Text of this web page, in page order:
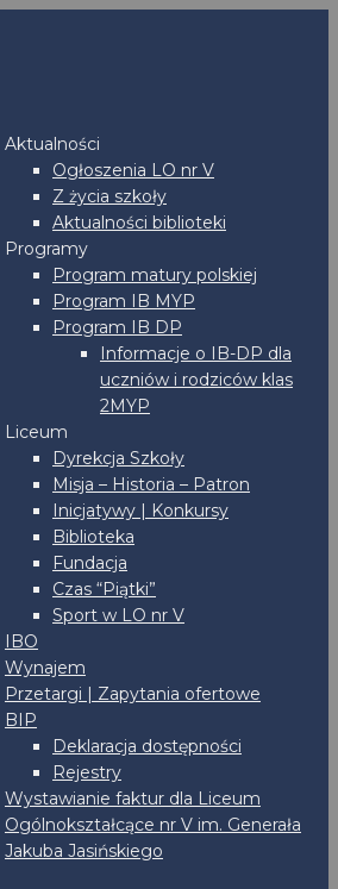
Aktualności
Ogłoszenia LO nr V
Z życia szkoły
Aktualności biblioteki
Programy
Program matury polskiej
Program IB MYP
Program IB DP
Informacje o IB-DP dla
uczniów i rodziców klas
2MYP
Liceum
Dyrekcja Szkoły
Misja – Historia – Patron
Inicjatywy | Konkursy
Biblioteka
Fundacja
Czas “Piątki”
Sport w LO nr V
IBO
Wynajem
Przetargi | Zapytania ofertowe
BIP
Deklaracja dostępności
Rejestry
Wystawianie faktur dla Liceum
Ogólnokształcące nr V im. Generała
Jakuba Jasińskiego